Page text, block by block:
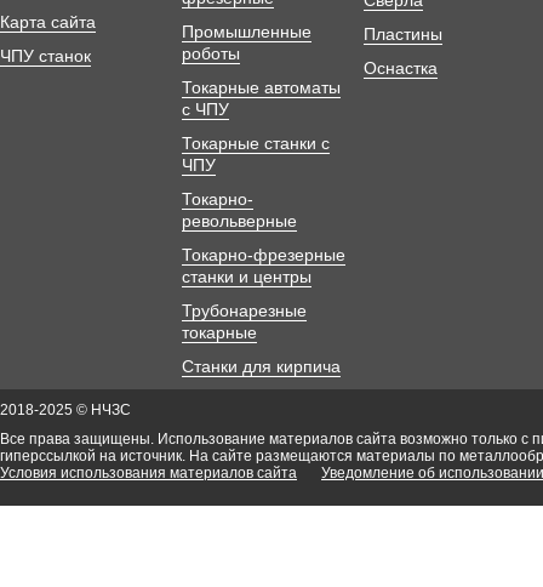
Карта сайта
ЧПУ станок
Промышленные
роботы
Токарные автоматы
с ЧПУ
Токарные станки с
ЧПУ
Токарно-
револьверные
Токарно-фрезерные
станки и центры
Трубонарезные
токарные
Станки для кирпича
Пластины
Оснастка
2018-2025 © НЧЗС
Все права защищены. Использование материалов сайта возможно только с
гиперссылкой на источник. На сайте размещаются материалы по
Условия использования материалов сайта
Уведомление об